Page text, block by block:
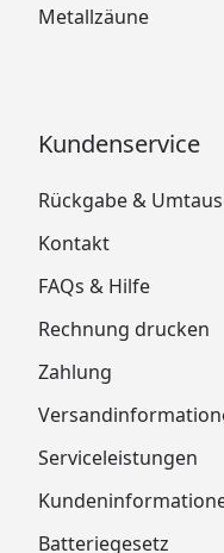
Metallzäune
Kundenservice
Rückgabe &
Kontakt
FAQs & Hilfe
Rechnung drucken
Zahlung
Serviceleistungen
Batteriegesetz